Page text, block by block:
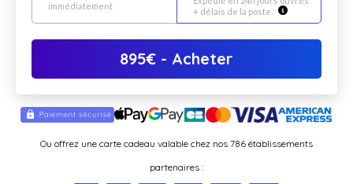
immédiatement
+ délais de la poste.
895€ - Acheter
Ou offrez une carte cadeau valable chez nos 786 établissements
partenaires :